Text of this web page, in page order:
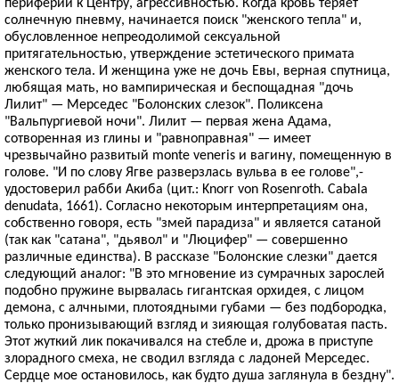
солнечную пневму, начинается поиск "женского тепла" и,
обусловленное непреодолимой сексуальной
притягательностью, утверждение эстетического примата
женского тела. И женщина уже не дочь Евы, верная спутница,
любящая мать, но вампирическая и беспощадная "дочь
Лилит" — Мерседес "Болонских слезок". Поликсена
"Вальпургиевой ночи". Лилит — первая жена Адама,
сотворенная из глины и "равноправная" — имеет
чрезвычайно развитый monte veneris и вагину, помещенную в
голове. "И по слову Ягве разверзлась вульва в ее голове",-
удостоверил рабби Акиба (цит.: Knorr von Rosenroth. Cabala
denudata, 1661). Согласно некоторым интерпретациям она,
собственно говоря, есть "змей парадиза" и является сатаной
(так как "сатана", "дьявол" и "Люцифер" — совершенно
различные единства). В рассказе "Болонские слезки" дается
следующий аналог: "В это мгновение из сумрачных зарослей
подобно пружине вырвалась гигантская орхидея, с лицом
демона, с алчными, плотоядными губами — без подбородка,
только пронизывающий взгляд и зияющая голубоватая пасть.
Этот жуткий лик покачивался на стебле и, дрожа в приступе
злорадного смеха, не сводил взгляда с ладоней Мерседес.
Сердце мое остановилось, как будто душа заглянула в бездну".